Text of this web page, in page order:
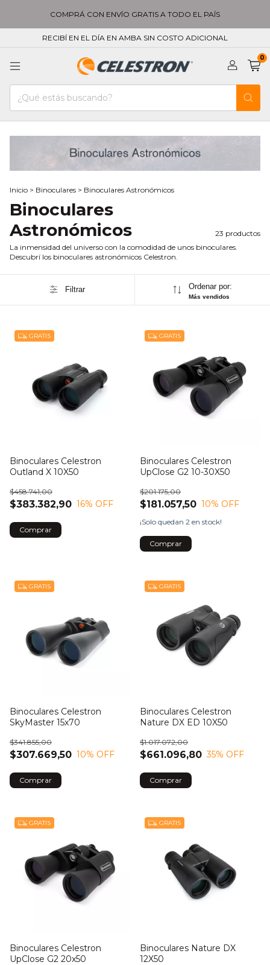
COMPRÁ CON ENVÍO GRATIS A TODO EL PAÍS
RECIBÍ EN EL DÍA EN AMBA SIN COSTO ADICIONAL
0
Inicio > Binoculares > Binoculares Astronómicos
Binoculares
Astronómicos
23 productos
La inmensidad del universo con la comodidad de unos binoculares.
Descubrí los binoculares astronómicos Celestron.
Filtrar Ordenar por:
Más vendidos
GRATIS
Binoculares Celestron
Outland X 10X50
$383.382,90
$458.741,00
16% OFF
Comprar
GRATIS
Binoculares Celestron
UpClose G2 10-30X50
$181.057,50
$201.175,00
10% OFF
¡Solo quedan 2 en stock!
GRATIS
Binoculares Celestron
SkyMaster 15x70
$307.669,50
$341.855,00
10% OFF
GRATIS
Binoculares Celestron
Nature DX ED 10X50
$661.096,80
$1.017.072,00
35% OFF
Comprar
GRATIS
Binoculares Celestron
UpClose G2 20x50
GRATIS
Binoculares Nature DX
12X50